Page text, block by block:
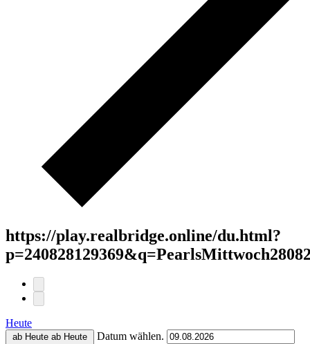
https://play.realbridge.online/du.html?
Heute
ab Heute ab Heute Datum wählen.